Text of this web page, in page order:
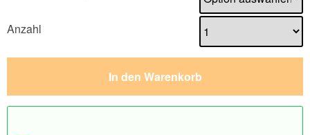
Anzahl
In den Warenkorb